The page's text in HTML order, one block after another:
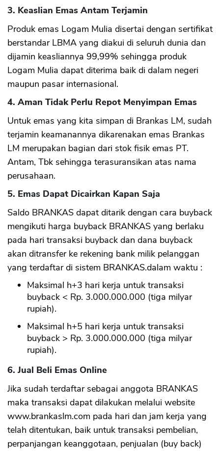
3. Keaslian Emas Antam Terjamin
Produk emas Logam Mulia disertai dengan sertifikat
berstandar LBMA yang diakui di seluruh dunia dan
dijamin keasliannya 99,99% sehingga produk
Logam Mulia dapat diterima baik di dalam negeri
maupun pasar internasional.
4. Aman Tidak Perlu Repot Menyimpan Emas
Untuk emas yang kita simpan di Brankas LM, sudah
terjamin keamanannya dikarenakan emas Brankas
LM merupakan bagian dari stok fisik emas PT.
Antam, Tbk sehingga terasuransikan atas nama
perusahaan.
5. Emas Dapat Dicairkan Kapan Saja
Saldo BRANKAS dapat ditarik dengan cara buyback
mengikuti harga buyback BRANKAS yang berlaku
pada hari transaksi buyback dan dana buyback
akan ditransfer ke rekening bank milik pelanggan
yang terdaftar di sistem BRANKAS.dalam waktu :
Maksimal h+3 hari kerja untuk transaksi
buyback < Rp. 3.000.000.000 (tiga milyar
rupiah).
Maksimal h+5 hari kerja untuk transaksi
buyback > Rp. 3.000.000.000 (tiga milyar
rupiah).
6. Jual Beli Emas Online
Jika sudah terdaftar sebagai anggota BRANKAS
maka transaksi dapat dilakukan melalui website
www.brankaslm.com pada hari dan jam kerja yang
telah ditentukan, baik untuk transaksi pembelian,
perpanjangan keanggotaan, penjualan (buy back)